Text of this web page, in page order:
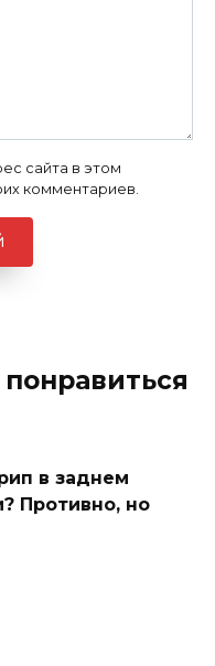
сайта в этом
комментариев.
в заднем
Противно, но